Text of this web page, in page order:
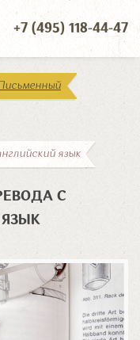
+7 (495) 118-44-47
язык
С